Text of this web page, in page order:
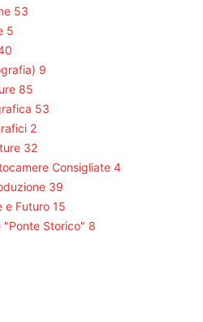
53
5
9
85
53
2
32
Consigliate 4
39
e Futuro 15
"Ponte Storico" 8